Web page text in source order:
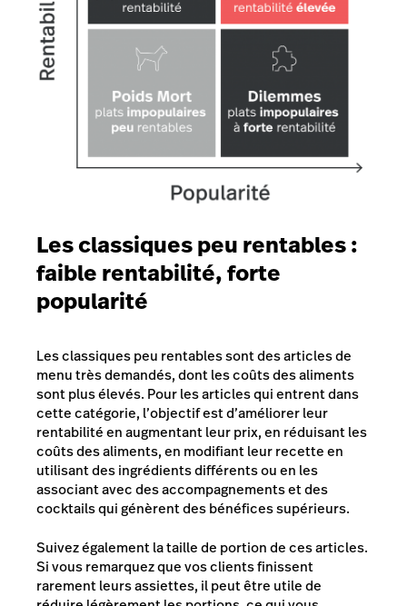
Les classiques peu rentables :
faible rentabilité, forte
popularité
Les classiques peu rentables sont des articles de
menu très demandés, dont les coûts des aliments
sont plus élevés. Pour les articles qui entrent dans
cette catégorie, l’objectif est d’améliorer leur
rentabilité en augmentant leur prix, en réduisant les
coûts des aliments, en modifiant leur recette en
utilisant des ingrédients différents ou en les
associant avec des accompagnements et des
cocktails qui génèrent des bénéfices supérieurs.
Suivez également la taille de portion de ces articles.
Si vous remarquez que vos clients finissent
rarement leurs assiettes, il peut être utile de